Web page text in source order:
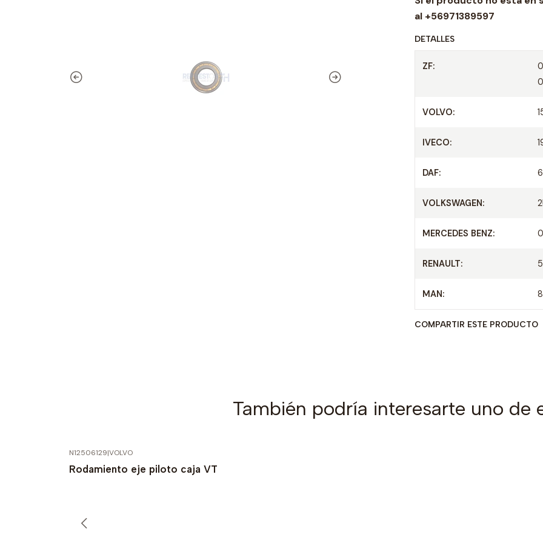
d
al +56971389597
DETALLES
ZF:
VOLVO:
IVECO:
DAF:
VOLKSWAGEN:
MERCEDES BENZ:
RENAULT:
MAN:
COMPARTIR ESTE PRODUCTO
También podría interesarte uno de
N12506129|VOLVO
Rodamiento eje piloto caja VT